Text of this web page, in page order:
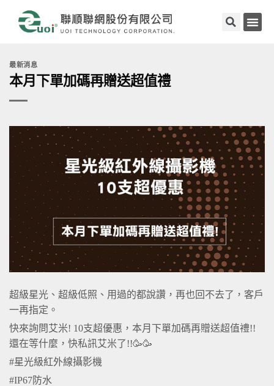
最新消息
本月下單加碼再贈送超值禮
超級星光、超級低照、用過的都說讚，再也回不去了，客戶
一再指定。
快來詢問艾米! 10支超優惠，本月下單加碼再贈送超值禮!!
還在等什麼，快私訊艾米了!!🥳🥳
#星光級紅外線攝影機
#IP67防水